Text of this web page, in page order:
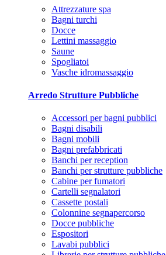
Attrezzature spa
Bagni turchi
Docce
Lettini massaggio
Saune
Spogliatoi
Vasche idromassaggio
Arredo Strutture Pubbliche
Accessori per bagni pubblici
Bagni disabili
Bagni mobili
Bagni prefabbricati
Banchi per reception
Banchi per strutture pubbliche
Cabine per fumatori
Cartelli segnalatori
Cassette postali
Colonnine segnapercorso
Docce pubbliche
Espositori
Lavabi pubblici